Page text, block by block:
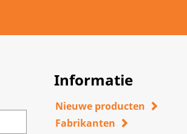
Informatie
Nieuwe producten
Fabrikanten